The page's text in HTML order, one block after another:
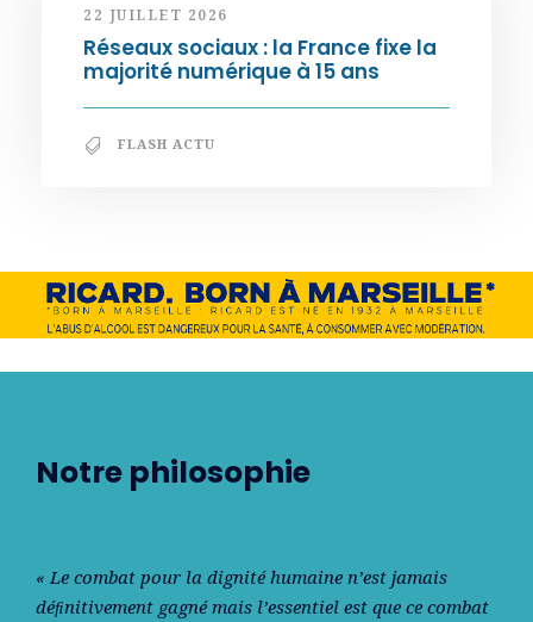
22 JUILLET 2026
Réseaux sociaux : la France fixe la
majorité numérique à 15 ans
FLASH ACTU
Notre philosophie
« Le combat pour la dignité humaine n’est jamais
déﬁnitivement gagné mais l’essentiel est que ce combat